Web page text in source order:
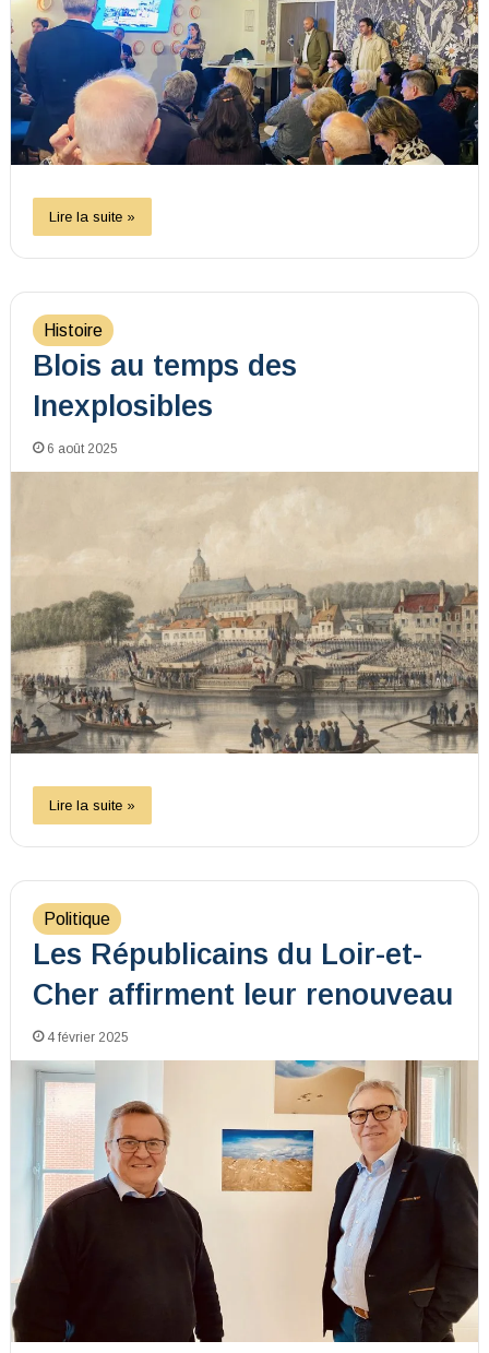
Lire la suite »
Histoire
Blois au temps des
Inexplosibles
6 août 2025
Lire la suite »
Politique
Les Républicains du Loir-et-
Cher affirment leur renouveau
4 février 2025